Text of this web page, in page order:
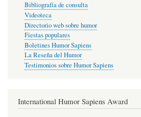
Bibliografía de consulta
Videoteca
Directorio web sobre humor
Fiestas populares
Boletines Humor Sapiens
La Reseña del Humor
Testimonios sobre Humor Sapiens
International Humor Sapiens Award